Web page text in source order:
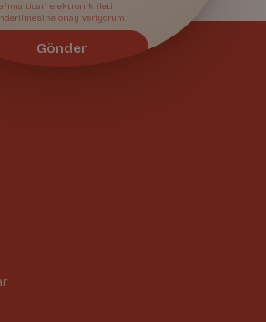
ticari elektronik ileti
onay veriyorum.
Gönder